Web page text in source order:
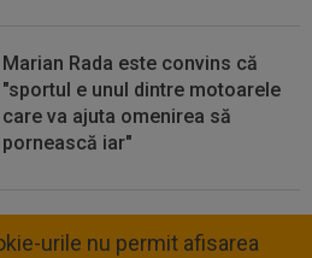
Marian Rada este convins că
"sportul e unul dintre motoarele
care va ajuta omenirea să
pornească iar"
urile nu permit afisarea